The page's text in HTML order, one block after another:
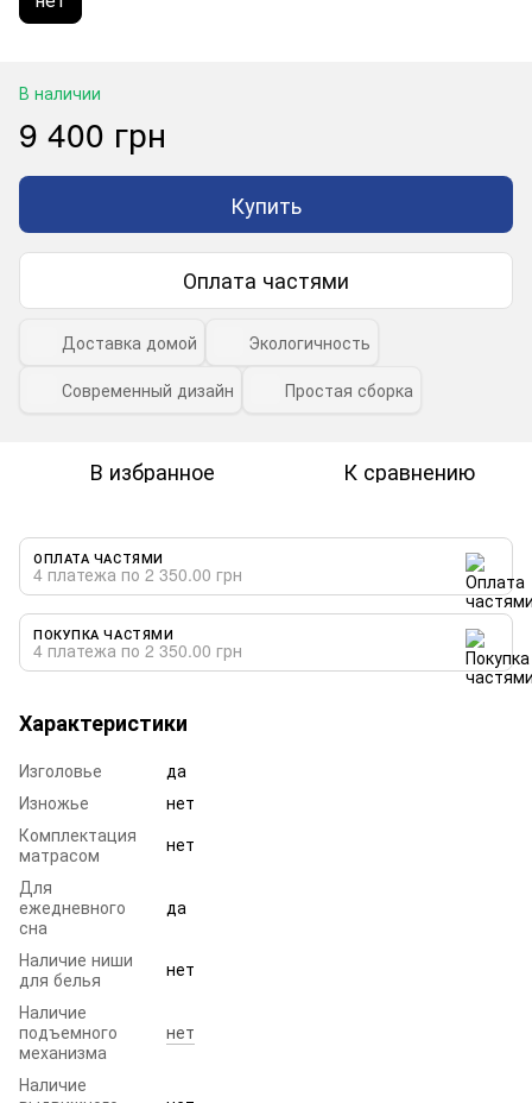
В наличии
9 400 грн
Купить
Оплата частями
Доставка домой
Экологичность
Современный дизайн
Простая сборка
В избранное К сравнению
ОПЛАТА ЧАСТЯМИ
4 платежа по 2 350.00 грн
ПОКУПКА ЧАСТЯМИ
4 платежа по 2 350.00 грн
Характеристики
Изголовье
да
Изножье
нет
Комплектация
матрасом
нет
Для
ежедневного
сна
да
Наличие ниши
для белья
нет
Наличие
подъемного
механизма
нет
Наличие